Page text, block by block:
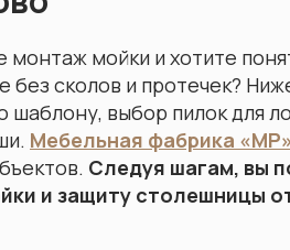
монтаж мойки и хотите
без сколов и протечек?
шаблону, выбор пилок для
Мебельная фабрика «МР»
Следуя шагам, вы
и защиту столешницы